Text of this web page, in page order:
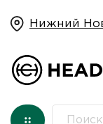
Нижний Новгород
30 марта 2022